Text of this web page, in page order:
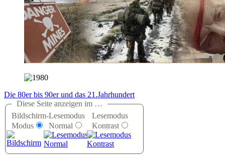
Die 80er bis 90er und das 21.Jahrhundert
Diese Seite anzeigen im …
Bildschirm-
Modus
Lesemodus
Normal
Lesemodus
Kontrast